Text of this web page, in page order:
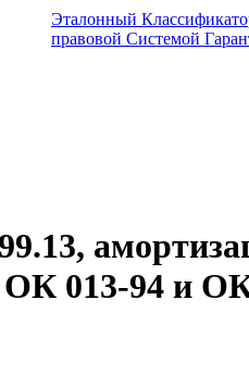
Эталонный
правовой Системой
013-94 и